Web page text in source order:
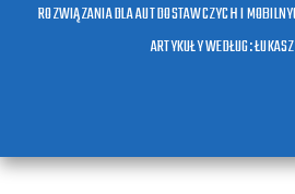
ROZWIĄZANIA DLA AUT DOSTAWCZYCH I
ARTYKUŁY WEDŁUG: